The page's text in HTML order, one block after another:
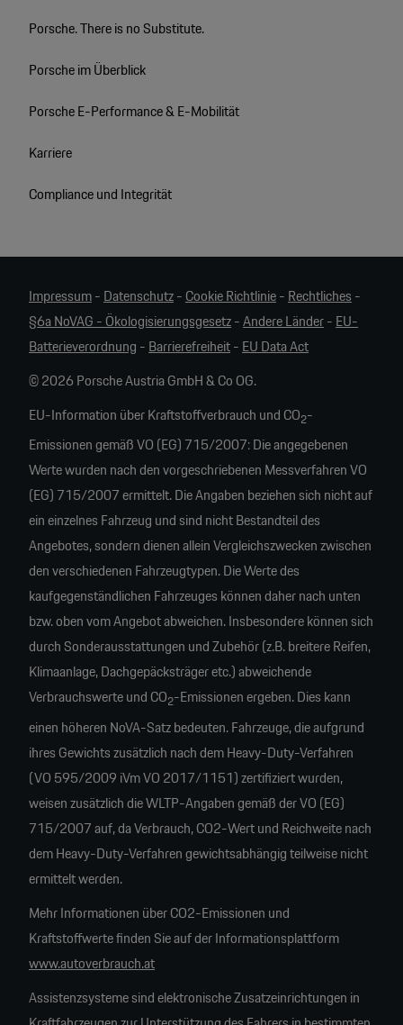
Porsche. There is no Substitute.
Porsche im Überblick
Porsche E-Performance & E-Mobilität
Karriere
Compliance und Integrität
Impressum-Datenschutz-Cookie Richtlinie-Rechtliches-
§6a NoVAG - Ökologisierungsgesetz-Andere Länder-EU-
Batterieverordnung -Barrierefreiheit-EU Data Act
© 2026 Porsche Austria GmbH & Co OG.
EU-Information über Kraftstoffverbrauch und CO2-
Emissionen gemäß VO (EG) 715/2007: Die angegebenen
Werte wurden nach den vorgeschriebenen Messverfahren VO
(EG) 715/2007 ermittelt. Die Angaben beziehen sich nicht auf
ein einzelnes Fahrzeug und sind nicht Bestandteil des
Angebotes, sondern dienen allein Vergleichszwecken zwischen
den verschiedenen Fahrzeugtypen. Die Werte des
kaufgegenständlichen Fahrzeuges können daher nach unten
bzw. oben vom Angebot abweichen. Insbesondere können sich
durch Sonderausstattungen und Zubehör (z.B. breitere Reifen,
Klimaanlage, Dachgepäcksträger etc.) abweichende
Verbrauchswerte und CO2-Emissionen ergeben. Dies kann
einen höheren NoVA-Satz bedeuten. Fahrzeuge, die aufgrund
ihres Gewichts zusätzlich nach dem Heavy-Duty-Verfahren
(VO 595/2009 iVm VO 2017/1151) zertifiziert wurden,
weisen zusätzlich die WLTP-Angaben gemäß der VO (EG)
715/2007 auf, da Verbrauch, CO2-Wert und Reichweite nach
dem Heavy-Duty-Verfahren gewichtsabhängig teilweise nicht
ermittelt werden.
Mehr Informationen über CO2-Emissionen und
Kraftstoffwerte finden Sie auf der Informationsplattform
www.autoverbrauch.at
Assistenzsysteme sind elektronische Zusatzeinrichtungen in